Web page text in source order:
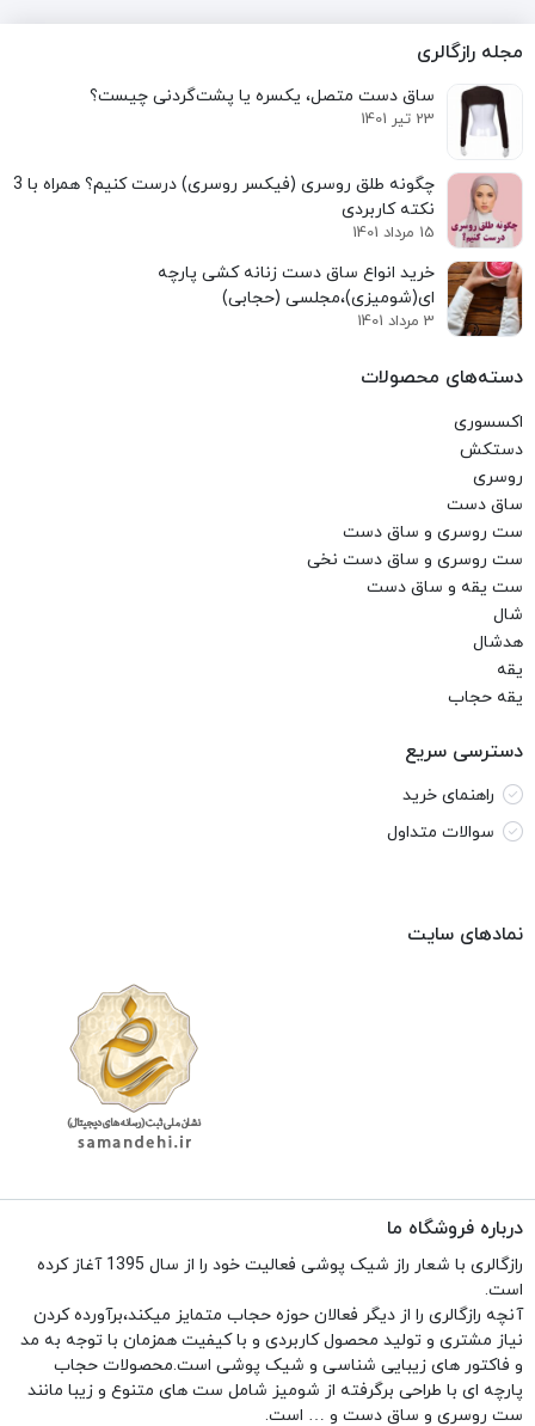
مجله رازگالری
ساق دست متصل، یکسره یا پشت‌گردنی چیست؟
23 تیر 1401
نکته کاربردی
15 مرداد 1401
خرید انواع ساق دست زنانه کشی پارچه
ای(شومیزی)،مجلسی (حجابی)
3 مرداد 1401
دسته‌های محصولات
اکسسوری
دستکش
روسری
ساق دست
ست روسری و ساق دست
ست روسری و ساق دست نخی
ست یقه و ساق دست
شال
هدشال
یقه
یقه حجاب
دسترسی سریع
راهنمای خرید
سوالات متداول
نمادهای سایت
درباره فروشگاه ما
رازگالری با شعار راز شیک پوشی فعالیت خود را از سال 1395 آغاز کرده
است.
آنچه رازگالری را از دیگر فعالان حوزه حجاب متمایز میکند،برآورده کردن
نیاز مشتری و تولید محصول کاربردی و با کیفیت همزمان با توجه به مد
و فاکتور های زیبایی شناسی و شیک پوشی است.محصولات حجاب
پارچه ای با طراحی برگرفته از شومیز شامل ست های متنوع و زیبا مانند
ست روسری و ساق دست و … است.